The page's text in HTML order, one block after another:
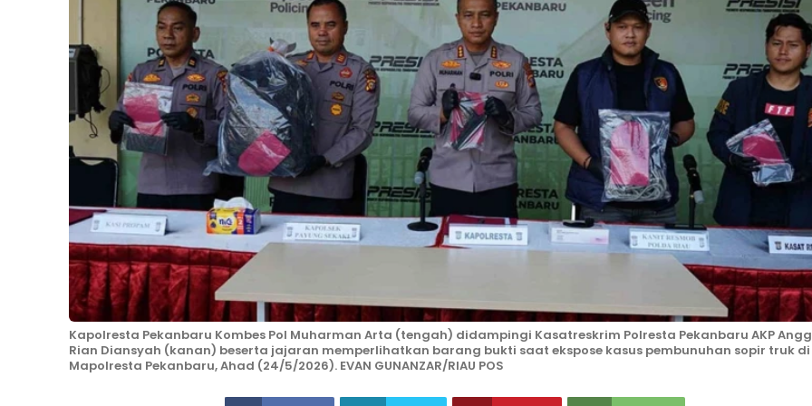
Kapolresta Pekanbaru Kombes Pol Muharman Arta (tengah) didampingi Kasatreskrim Polresta Pekanbaru AKP
Rian Diansyah (kanan) beserta jajaran memperlihatkan barang bukti saat ekspose kasus pembunuhan sopir truk di
Mapolresta Pekanbaru, Ahad (24/5/2026). EVAN GUNANZAR/RIAU POS